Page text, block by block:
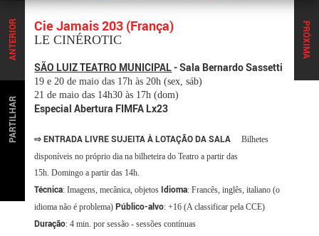
PRÓXIMA
ANTERIOR
PARTILHAR
Cie Jamais 203 (França)
LE CINÉROTIC
SÃO LUIZ TEATRO MUNICIPAL- Sala Bernardo Sassetti
19 e 20 de maio das 17h às 20h (sex, sáb)
21 de maio das 14h30 às 17h (dom)
Especial Abertura FIMFA Lx23
⇨ ENTRADA LIVRE SUJEITA À LOTAÇÃO DA SALABilhetes
disponíveis no próprio dia na bilheteira do Teatro a partir das
15h. Domingo a partir das 14h.
Técnica: Imagens, mecânica, objetos Idioma: Francês, inglês, italiano (o
idioma não é problema) Público-alvo: +16 (A classificar pela CCE)
Duração: 4 min. por sessão - sessões contínuas